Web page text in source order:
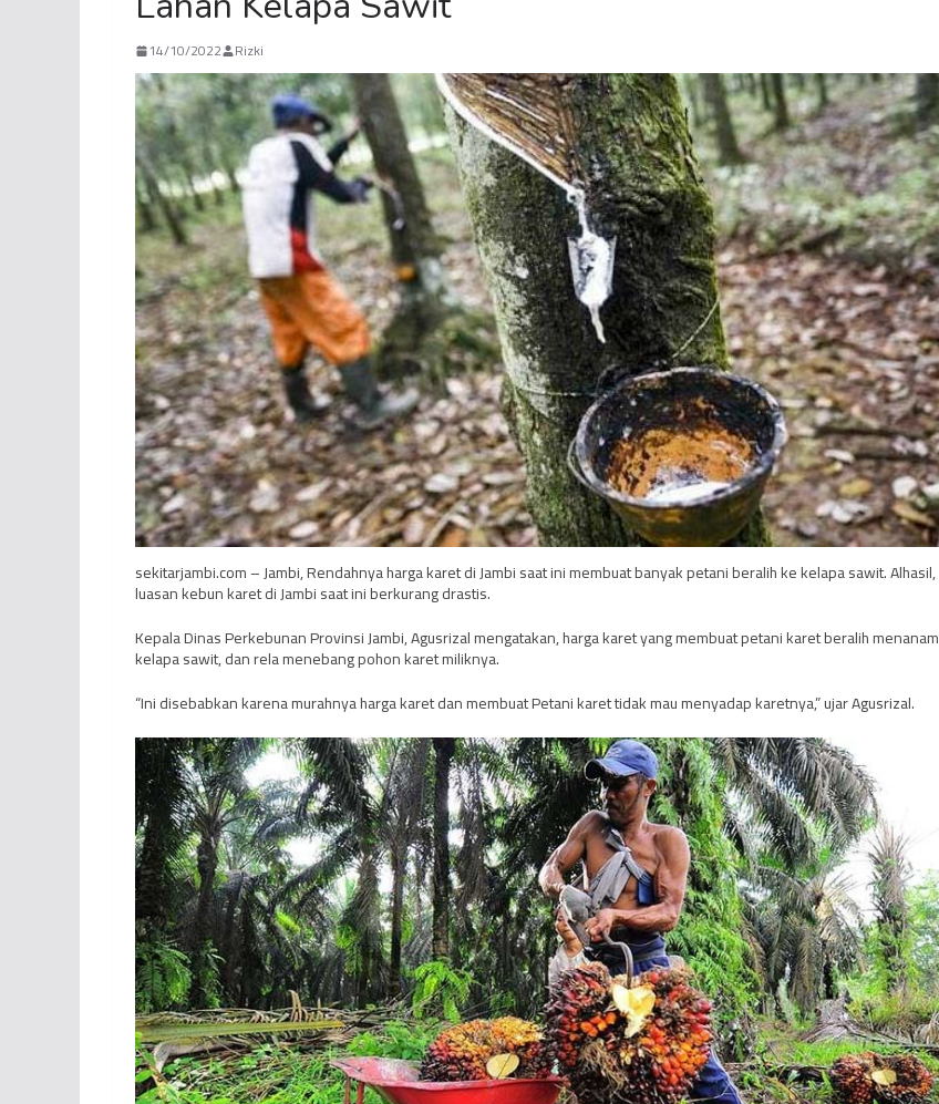
14/10/2022 Rizki
sekitarjambi.com – Jambi, Rendahnya harga karet di Jambi saat ini membuat banyak petani beralih ke kelapa sawit. Alhasil,
luasan kebun karet di Jambi saat ini berkurang drastis.
Kepala Dinas Perkebunan Provinsi Jambi, Agusrizal mengatakan, harga karet yang membuat petani karet beralih menanam
kelapa sawit, dan rela menebang pohon karet miliknya.
“Ini disebabkan karena murahnya harga karet dan membuat Petani karet tidak mau menyadap karetnya,” ujar Agusrizal.